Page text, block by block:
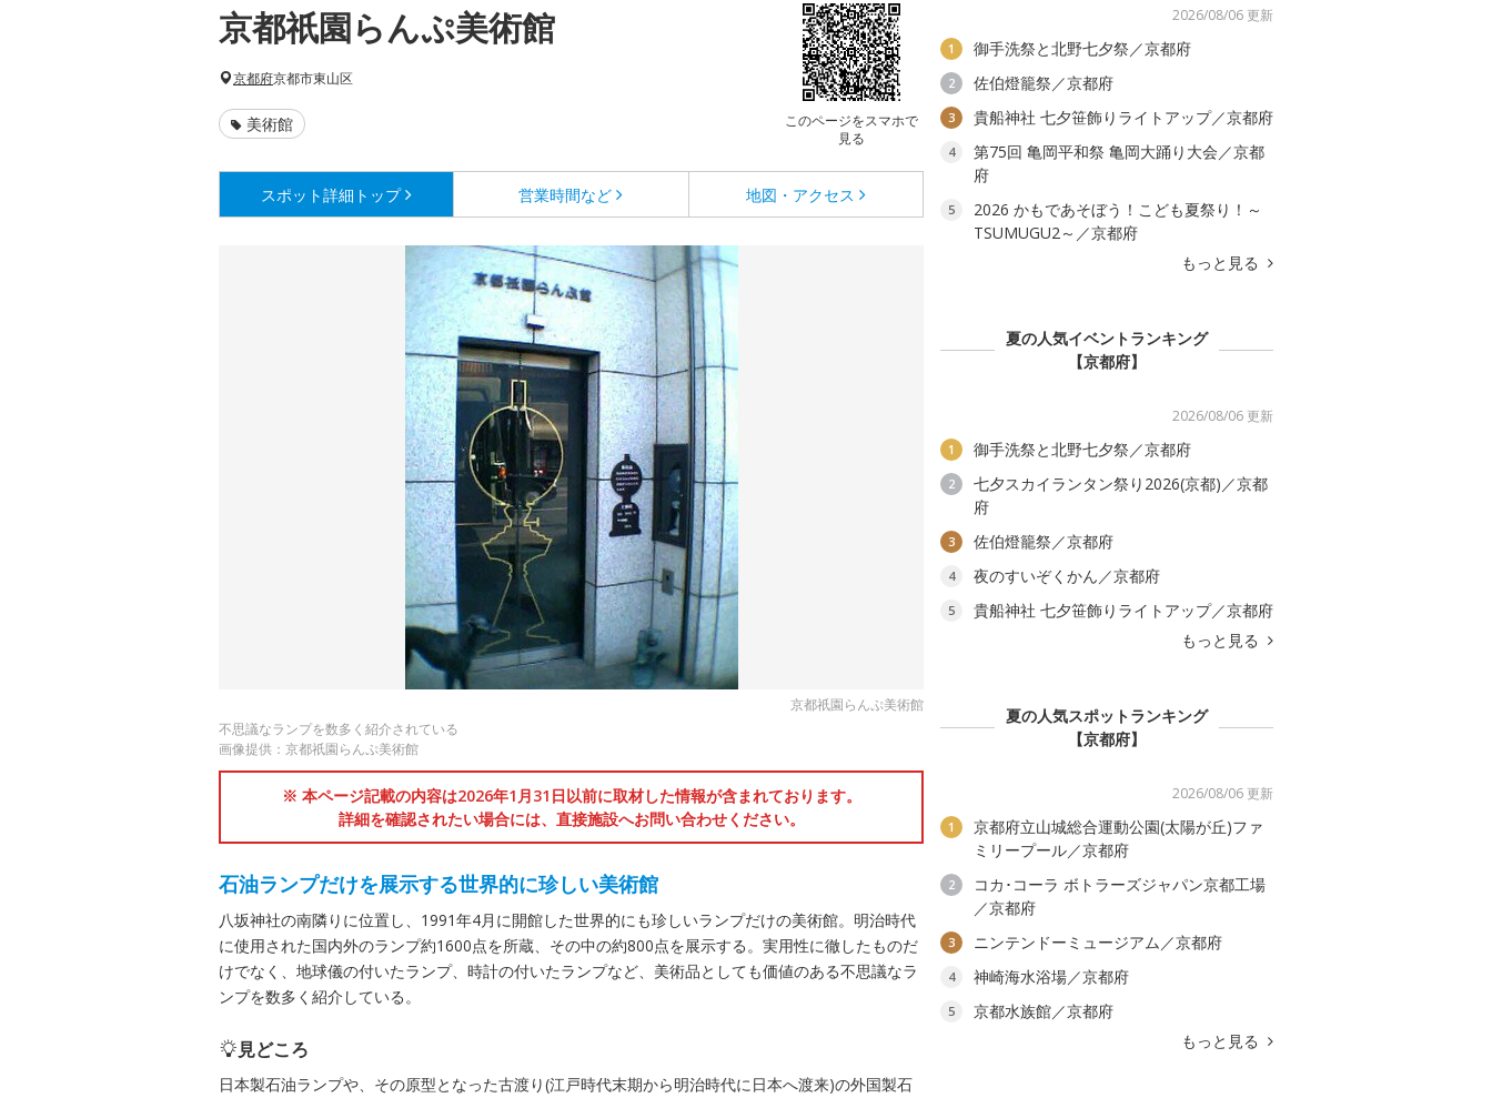
京都祇園らんぷ美術館
このページをスマホで
見る
京都府京都市東山区
美術館
スポット詳細 トップ 営業時間など 地図・アクセス
京都祇園らんぷ美術館
不思議なランプを数多く紹介されている
画像提供：京都祇園らんぷ美術館
※ 本ページ記載の内容は2026年1月31日以前に取材した情報が含まれております。
詳細を確認されたい場合には、直接施設へお問い合わせください。
石油ランプだけを展示する世界的に珍しい美術館
八坂神社の南隣りに位置し、1991年4月に開館した世界的にも珍しいランプだけの美術館。明治時代
に使用された国内外のランプ約1600点を所蔵、その中の約800点を展示する。実用性に徹したものだ
けでなく、地球儀の付いたランプ、時計の付いたランプなど、美術品としても価値のある不思議なラ
ンプを数多く紹介している。
見どころ
日本製石油ランプや、その原型となった古渡り(江戸時代末期から明治時代に日本へ渡来)の外国製石
2026/08/06 更新
1 御手洗祭と北野七夕祭／京都府
2 佐伯燈籠祭／京都府
3 貴船神社 七夕笹飾りライトアップ／京都府
4
第75回 亀岡平和祭 亀岡大踊り大会／京都
府
5
2026 かもであそぼう！こども夏祭り！～
TSUMUGU2～／京都府
もっと見る
夏の人気イベントランキング
【京都府】
2026/08/06 更新
1 御手洗祭と北野七夕祭／京都府
2
七夕スカイランタン祭り2026(京都)／京都
府
3 佐伯燈籠祭／京都府
4 夜のすいぞくかん／京都府
5
貴船神社 七夕笹飾りライトアップ／京都府
もっと見る
夏の人気スポットランキング
【京都府】
2026/08/06 更新
1
京都府立山城総合運動公園(太陽が丘)ファ
ミリープール／京都府
2
コカ･コーラ ボトラーズジャパン京都工場
／京都府
3 ニンテンドーミュージアム／京都府
4 神崎海水浴場／京都府
5
京都水族館／京都府
もっと見る